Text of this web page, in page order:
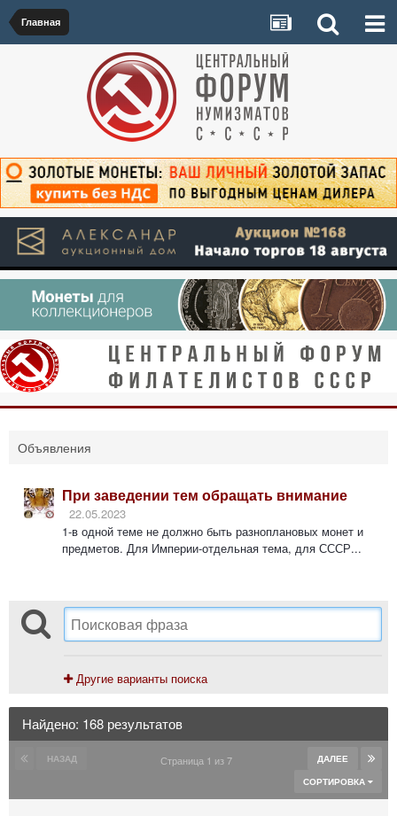
Главная
Объявления
При заведении тем обращать внимание
22.05.2023
1-в одной теме не должно быть разноплановых монет и
предметов. Для Империи-отдельная тема, для СССР...
Другие варианты поиска
Найдено: 168 результатов
НАЗАД ДАЛЕЕ
Страница 1 из 7
СОРТИРОВКА